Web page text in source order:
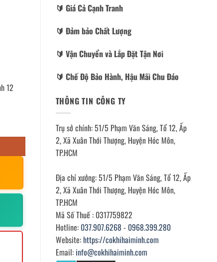
12
🔰️ Giá Cả Cạnh Tranh
🔰️ Đảm bảo Chất Lượng
🔰️ Vận Chuyển và Lắp Đặt Tận Nơi
🔰️ Chế Độ Bảo Hành, Hậu Mãi Chu Đáo
THÔNG TIN CÔNG TY
Trụ sở chính: 51/5 Phạm Văn Sáng, Tổ 12, Ấp
2, Xã Xuân Thới Thượng, Huyện Hóc Môn,
TP.HCM
Địa chỉ xưởng: 51/5 Phạm Văn Sáng, Tổ 12, Ấp
2, Xã Xuân Thới Thượng, Huyện Hóc Môn,
TP.HCM
Mã Số Thuế : 0317759822
Hotline: 037.907.6268- 0968.399.280
Website: https://cokhihaiminh.com
Email: info@cokhihaiminh.com